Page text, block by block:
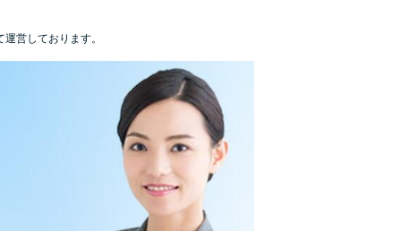
利なコンテンツ
カードローン診断
カードローンQ&A
リボ払いをそのまま払いきると損！
営しております。